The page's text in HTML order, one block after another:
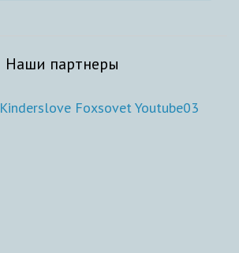
Наши партнеры
Kinderslove Foxsovet Youtube03